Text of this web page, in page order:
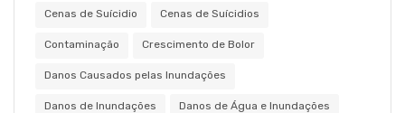
Cenas de Suícidio Cenas de Suícidios
Contaminação Crescimento de Bolor
Danos Causados pelas Inundações
Danos de Inundações Danos de Água e Inundações